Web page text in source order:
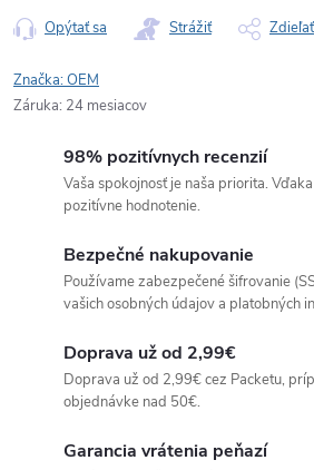
Opýtať sa Strážiť Zdieľať
Značka:OEM
Záruka: 24 mesiacov
98% pozitívnych recenzií
Vaša spokojnosť je naša priorita.
pozitívne hodnotenie.
Bezpečné nakupovanie
Používame zabezpečené šifrovanie
vašich osobných údajov a platobných
Doprava už od 2,99€
Doprava už od 2,99€ cez Packetu,
objednávke nad 50€.
Garancia vrátenia peňazí